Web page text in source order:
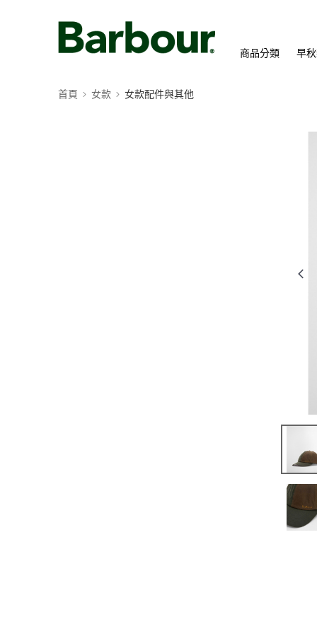
商品分類 早
首頁 女款 女款配件與其他